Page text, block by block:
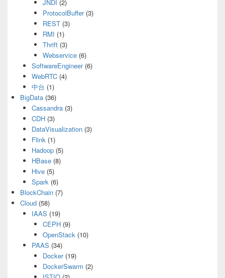
JNDI (2)
ProtocolBuffer(3)
REST (3)
RMI (1)
Thrift (3)
Webservice (6)
SoftwareEngineer(6)
WebRTC(4)
中台 (1)
BigData (36)
Cassandra(3)
CDH(3)
DataVisualization(3)
Flink (1)
Hadoop(5)
HBase(8)
Hive(5)
Spark (6)
BlockChain (7)
Cloud (58)
IAAS (19)
CEPH (9)
OpenStack (10)
PAAS (34)
Docker(19)
DockerSwarm (2)